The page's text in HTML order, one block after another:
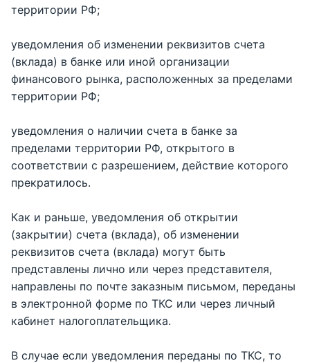
территории РФ;
уведомления об изменении реквизитов счета
(вклада) в банке или иной организации
финансового рынка, расположенных за пределами
территории РФ;
уведомления о наличии счета в банке за
пределами территории РФ, открытого в
соответствии с разрешением, действие которого
прекратилось.
Как и раньше, уведомления об открытии
(закрытии) счета (вклада), об изменении
реквизитов счета (вклада) могут быть
представлены лично или через представителя,
направлены по почте заказным письмом, переданы
в электронной форме по ТКС или через личный
кабинет налогоплательщика.
В случае если уведомления переданы по ТКС, то